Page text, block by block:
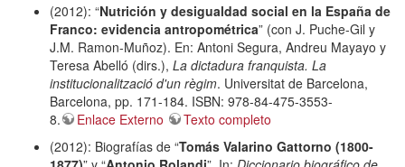
(2012): “Nutrición y desigualdad social en la España de
Franco: evidencia antropométrica” (con J. Puche-Gil y
J.M. Ramon-Muñoz). En: Antoni Segura, Andreu Mayayo y
Teresa Abelló (dirs.), La dictadura franquista. La
institucionalització d'un règim. Universitat de Barcelona,
Barcelona, pp. 171-184. ISBN: 978-84-475-3553-
8.
Enlace Externo
Texto completo
(2012): Biografías de “Tomás Valarino Gattorno (1800-